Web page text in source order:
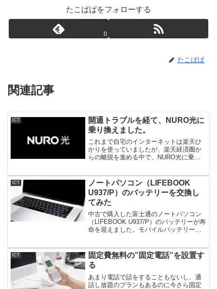
たこぱぱをフォローする
0
たこぱぱ
関連記事
ICT
開通トラブルを経て、NURO光に
乗り換えました。
これまで自宅のインターネットは楽天ひ
かりを使っていましたが、楽天経済圏か
らの離脱を進める中で、NURO光に乗り
らない。各種キャンペーン・切り替え月
の過ごし方、トラブルの回復経緯などを
説明します。
ICT
ノートパソコン（LIFEBOOK
U937/P）のバッテリーを交換し
てみた
中古で購入した富士通のノートパソコン
（LIFEBOOK U937/P）のバッテリーが寿
命を迎えました。モバイルバッテリーを
テリーの交換を行いました。お金はかけ
られないので、純正ではなく互換バッテ
リーですが。簡単に交換できたので、備
忘もかねて交換作業を記録に残します。
ICT
固定費無料の”固定電話”を設置す
る
あまり電話で話をすることもないし、通
話し放題のプランもあるのに今さら固定